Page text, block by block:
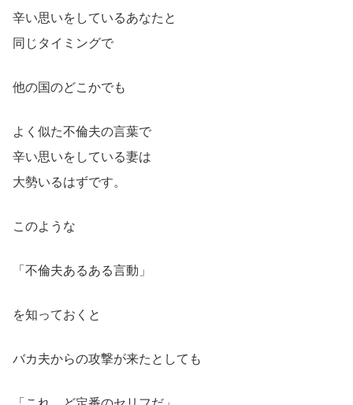
辛い思いをしているあなたと
同じタイミングで
他の国のどこかでも
よく似た不倫夫の言葉で
辛い思いをしている妻は
大勢いるはずです。
このような
「不倫夫あるある言動」
を知っておくと
バカ夫からの攻撃が来たとしても